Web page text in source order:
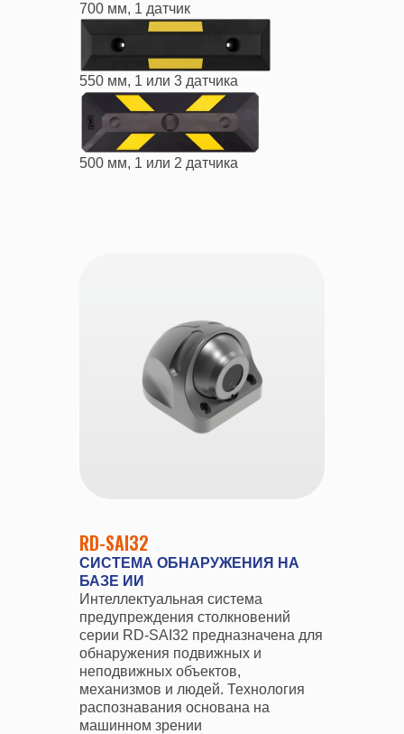
700 мм, 1 датчик
550 мм, 1 или 3 датчика
500 мм, 1 или 2 датчика
RD-SAI32
СИСТЕМА ОБНАРУЖЕНИЯ НА
БАЗЕ ИИ
Интеллектуальная система
предупреждения столкновений
серии RD-SAI32 предназначена для
обнаружения подвижных и
неподвижных объектов,
механизмов и людей. Технология
распознавания основана на
машинном зрении